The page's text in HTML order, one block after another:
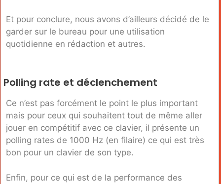
Et pour conclure, nous avons d’ailleurs décidé de le
garder sur le bureau pour une utilisation
quotidienne en rédaction et autres.
Polling rate et déclenchement
Ce n’est pas forcément le point le plus important
mais pour ceux qui souhaitent tout de même aller
jouer en compétitif avec ce clavier, il présente un
polling rates de 1000 Hz (en filaire) ce qui est très
bon pour un clavier de son type.
Enfin, pour ce qui est de la performance des